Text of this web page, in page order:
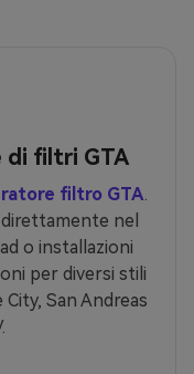
di filtri GTA
filtro GTA
nel
o installazioni
per diversi stili
San Andreas